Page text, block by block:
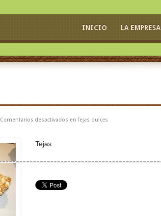
INICIO LA EMPRESA
Comentarios desactivados en Tejas dulces
Tejas